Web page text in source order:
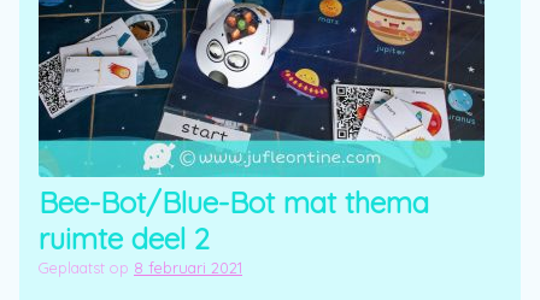
Bee-Bot/Blue-Bot mat thema
ruimte deel 2
Geplaatst op 8 februari 2021